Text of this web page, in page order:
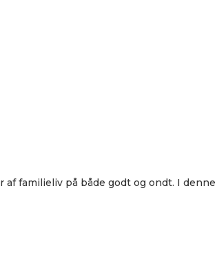
familieliv på både godt og ondt. I